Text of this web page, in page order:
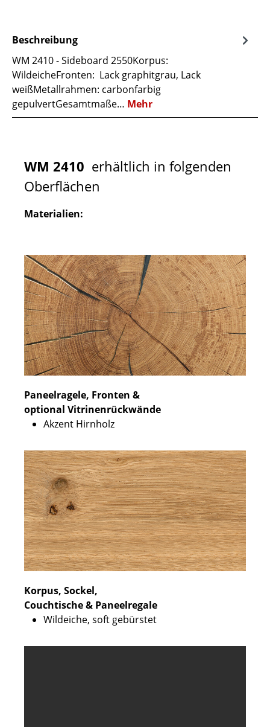
Beschreibung
WM 2410 - Sideboard 2550Korpus:
WildeicheFronten: Lack graphitgrau, Lack
weißMetallrahmen: carbonfarbig
gepulvertGesamtmaße… Mehr
WM 2410 erhältlich in folgenden
Oberflächen
Materialien:
Paneelragele, Fronten &
optional Vitrinenrückwände
Akzent Hirnholz
Korpus, Sockel,
Couchtische & Paneelregale
Wildeiche, soft gebürstet